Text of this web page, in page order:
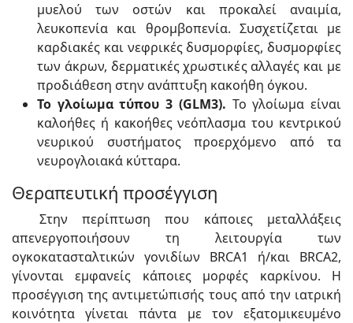
μυελού των οστών και προκαλεί αναιμία,
λευκοπενία και θρομβοπενία. Συσχετίζεται με
καρδιακές και νεφρικές δυσμορφίες, δυσμορφίες
των άκρων, δερματικές χρωστικές αλλαγές και με
προδιάθεση στην ανάπτυξη κακοήθη όγκου.
Το γλοίωμα τύπου 3 (GLM3). Το γλοίωμα είναι
καλοήθες ή κακοήθες νεόπλασμα του κεντρικού
νευρικού συστήματος προερχόμενο από τα
νευρογλοιακά κύτταρα.
Θεραπευτική προσέγγιση
Στην περίπτωση που κάποιες μεταλλάξεις
απενεργοποιήσουν τη λειτουργία των
ογκοκατασταλτικών γονιδίων BRCA1 ή/και BRCA2,
γίνονται εμφανείς κάποιες μορφές καρκίνου. Η
προσέγγιση της αντιμετώπισής τους από την ιατρική
κοινότητα γίνεται πάντα με τον εξατομικευμένο